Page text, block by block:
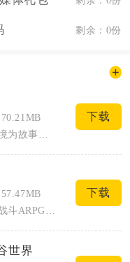
剩余：0份
详情：仙子奇踪以森林仙境为故事舞台，操控失去神像法力庇护的小精灵仙子，踏上寻回散落...
下载
详情：烈焰之刃主打即时战斗ARPG玩法，保留战法道经典职业，还原刷怪爆装、沙巴克攻...
下载
世界